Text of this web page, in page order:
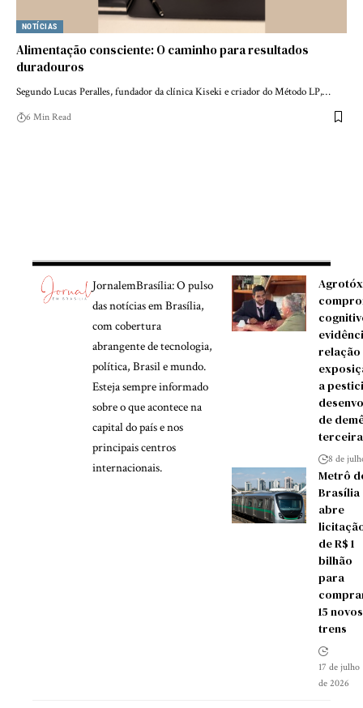
NOTÍCIAS
Alimentação consciente: O caminho para resultados
duradouros
Segundo Lucas Peralles, fundador da clínica Kiseki e criador do Método LP,…
6 Min Read
JornalemBrasília: O pulso
das notícias em Brasília,
com cobertura
abrangente de tecnologia,
política, Brasil e mundo.
Esteja sempre informado
sobre o que acontece na
capital do país e nos
principais centros
internacionais.
a
de
8 de
Metrô
Brasília
abre
de R$ 1
bilhão
para
15 novos
trens
17 de julho
de 2026